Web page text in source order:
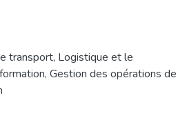
transport, Logistique et le
, Gestion des opérations de